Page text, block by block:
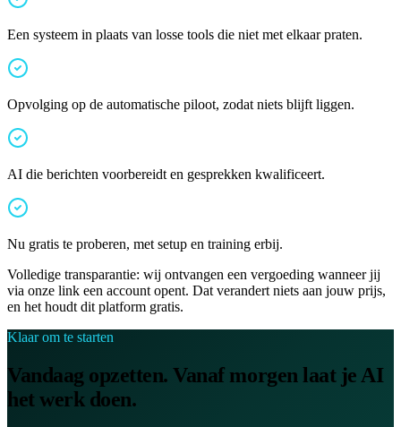
Een systeem in plaats van losse tools die niet met elkaar praten.
Opvolging op de automatische piloot, zodat niets blijft liggen.
AI die berichten voorbereidt en gesprekken kwalificeert.
Nu gratis te proberen, met setup en training erbij.
Volledige transparantie: wij ontvangen een vergoeding wanneer jij
via onze link een account opent. Dat verandert niets aan jouw prijs,
en het houdt dit platform gratis.
Klaar om te starten
Vandaag opzetten. Vanaf morgen laat je AI
het werk doen.